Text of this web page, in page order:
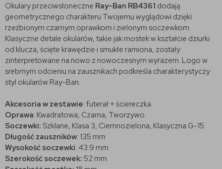
Okulary przeciwsłoneczne Ray-Ban RB4361 dodają
geometrycznego charakteru Twojemu wyglądowi dzięki
rzeźbionym czarnym oprawkom i zielonym soczewkom.
Klasyczne detale okularów, takie jak mostek w kształcie dziurki
od klucza, ścięte krawędzie i smukłe ramiona, zostały
zinterpretowane na nowo z nowoczesnym wyrazem. Logo w
srebrnym odcieniu na zausznikach podkreśla charakterystyczy
styl okularów Ray-Ban.
Akcesoria w zestawie: futerał + ściereczka
Oprawa: Kwadratowa, Czarna, Tworzywo
Soczewki: Szklane, Klasa 3, Ciemnozielona, Klasyczna G-15
Długość zauszników: 135 mm
Wysokość soczewki: 43.9 mm
Szerokość soczewek: 52 mm